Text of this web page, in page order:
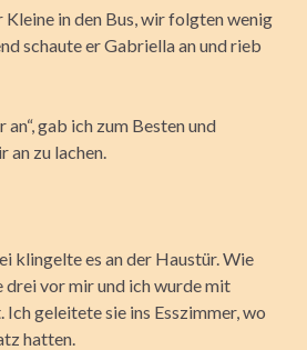
in den Bus, wir folgten wenig
schaute er Gabriella an und rieb
an“, gab ich zum Besten und
zu lachen.
klingelte es an der Haustür. Wie
vor mir und ich wurde mit
geleitete sie ins Esszimmer, wo
hatten.